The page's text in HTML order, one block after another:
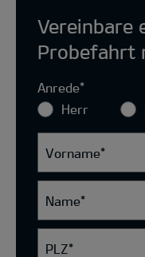
Vereinbare
Probefahrt
Anrede*
Herr
Vorname*
Name*
PLZ*